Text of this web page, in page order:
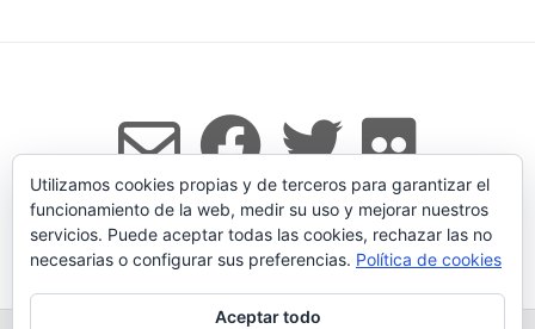
Tema:Voguede Kaira
Utilizamos cookies propias y de terceros para garantizar el
funcionamiento de la web, medir su uso y mejorar nuestros
servicios. Puede aceptar todas las cookies, rechazar las no
necesarias o configurar sus preferencias. Política de cookies
Aceptar todo